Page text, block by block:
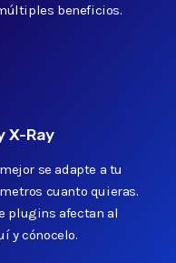
beneficios.
X-Ray
se adapte a tu
cuanto quieras.
plugins afectan al
y cónocelo.